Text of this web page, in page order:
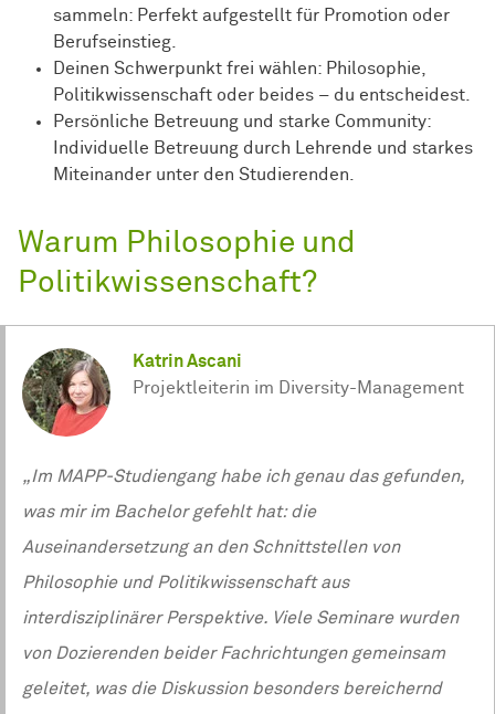
sammeln: Perfekt aufgestellt für Promotion oder
Berufseinstieg.
Deinen Schwerpunkt frei wählen: Philosophie,
Politikwissenschaft oder beides – du entscheidest.
Persönliche Betreuung und starke Community:
Individuelle Betreuung durch Lehrende und starkes
Miteinander unter den Studierenden.
Warum Philosophie und
Politikwissenschaft?
Katrin Ascani
Projektleiterin im Diversity-Management
„Im MAPP‑Studiengang habe ich genau das gefunden,
was mir im Bachelor gefehlt hat: die
Auseinandersetzung an den Schnittstellen von
Philosophie und Politikwissenschaft aus
interdisziplinärer Perspektive. Viele Seminare wurden
von Dozierenden beider Fachrichtungen gemeinsam
geleitet, was die Diskussion besonders bereichernd